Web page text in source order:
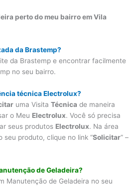
perto do meu bairro em Vila
da Brastemp?
da Brastemp e encontrar facilmente
no seu bairro.
técnica Electrolux?
uma VisitaTécnica de maneira
o Meu Electrolux. Você só precisa
seus produtos Electrolux. Na área
seu produto, clique no link “Solicitar” –
de Geladeira?
Manutenção de Geladeira no seu